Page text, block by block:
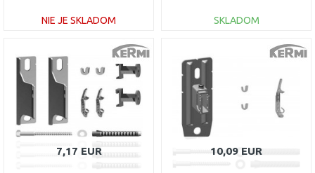
NIE JE SKLADOM
DO KOŠÍKA
Porovnať
SKLADOM
DO KOŠÍKA
7,17 EUR 10,09 EUR